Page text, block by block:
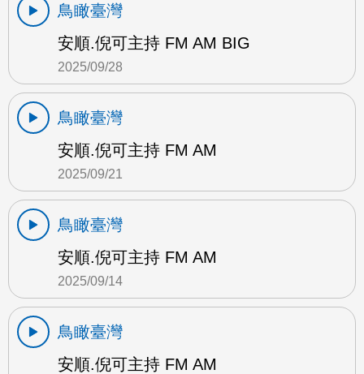
鳥瞰臺灣
安順.倪可主持 FM AM BIG
2025/09/28
鳥瞰臺灣
安順.倪可主持 FM AM
2025/09/21
鳥瞰臺灣
安順.倪可主持 FM AM
2025/09/14
鳥瞰臺灣
安順.倪可主持 FM AM